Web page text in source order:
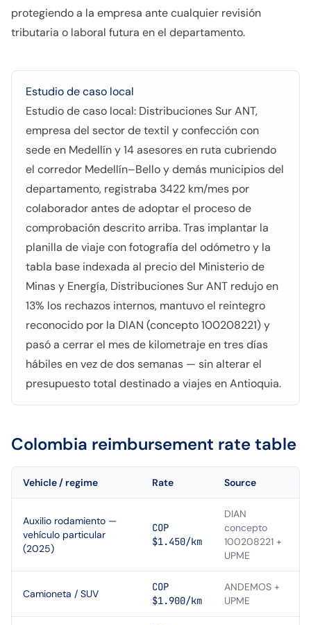
protegiendo a la empresa ante cualquier revisión
tributaria o laboral futura en el departamento.
Estudio de caso local
Estudio de caso local: Distribuciones Sur ANT,
empresa del sector de textil y confección con
sede en Medellín y 14 asesores en ruta cubriendo
el corredor Medellín–Bello y demás municipios del
departamento, registraba 3422 km/mes por
colaborador antes de adoptar el proceso de
comprobación descrito arriba. Tras implantar la
planilla de viaje con fotografía del odómetro y la
tabla base indexada al precio del Ministerio de
Minas y Energía, Distribuciones Sur ANT redujo en
13% los rechazos internos, mantuvo el reintegro
reconocido por la DIAN (concepto 100208221) y
pasó a cerrar el mes de kilometraje en tres días
hábiles en vez de dos semanas — sin alterar el
presupuesto total destinado a viajes en Antioquia.
Colombia reimbursement rate table
Vehicle / regime Rate Source
Auxilio rodamiento —
vehículo particular
(2025)
COP
$1.450/km
DIAN
concepto
100208221 +
UPME
Camioneta / SUV
COP
$1.900/km
ANDEMOS +
UPME